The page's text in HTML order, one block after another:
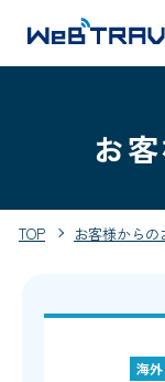
お
TOP お客様からの
海外